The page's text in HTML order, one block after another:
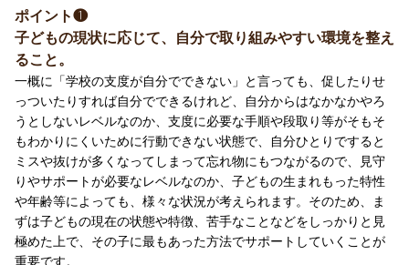
ポイント❶
子どもの現状に応じて、自分で取り組みやすい環境を整え
ること。
一概に「学校の支度が自分でできない」と言っても、促したりせ
っついたりすれば自分でできるけれど、自分からはなかなかやろ
うとしないレベルなのか、支度に必要な手順や段取り等がそもそ
もわかりにくいために行動できない状態で、自分ひとりですると
ミスや抜けが多くなってしまって忘れ物にもつながるので、見守
りやサポートが必要なレベルなのか、子どもの生まれもった特性
や年齢等によっても、様々な状況が考えられます。そのため、ま
ずは子どもの現在の状態や特徴、苦手なことなどをしっかりと見
極めた上で、その子に最もあった方法でサポートしていくことが
重要です。